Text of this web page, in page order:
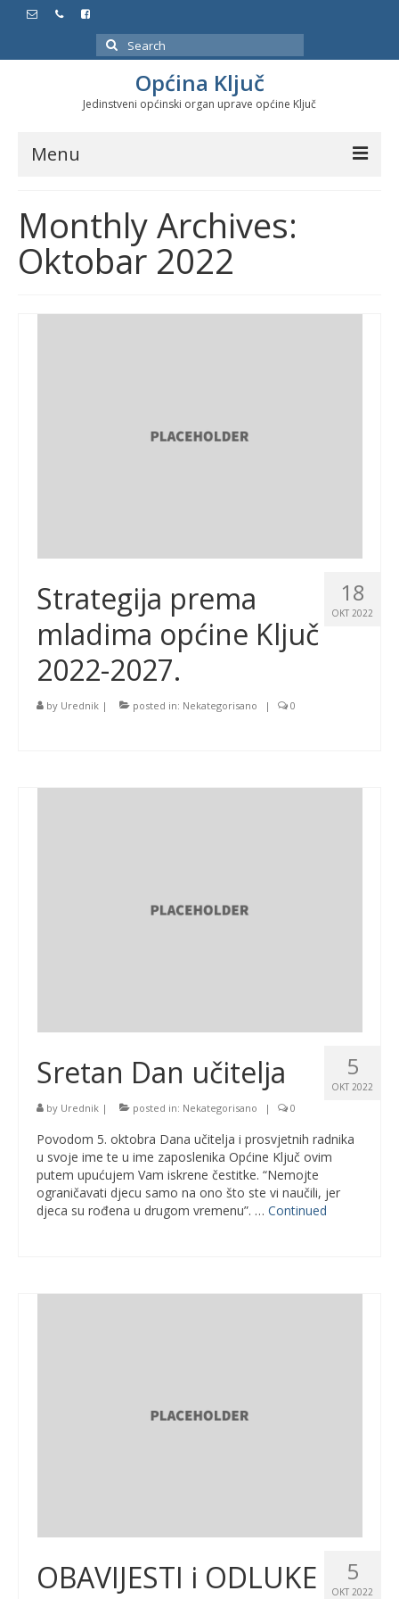
Search
for:
Općina Ključ
Jedinstveni općinski organ uprave općine Ključ
Menu
Službeni glasnici
Javne nabavke
Značajni datumi i manifestacije
Monthly Archives:
Oktobar 2022
18
OKT 2022
Strategija prema
mladima općine Ključ
2022-2027.
by Urednik | posted in: Nekategorisano | 0
5
OKT 2022
Sretan Dan učitelja
by Urednik | posted in: Nekategorisano | 0
Povodom 5. oktobra Dana učitelja i prosvjetnih radnika
u svoje ime te u ime zaposlenika Općine Ključ ovim
putem upućujem Vam iskrene čestitke. “Nemojte
ograničavati djecu samo na ono što ste vi naučili, jer
djeca su rođena u drugom vremenu”. … Continued
5
OKT 2022
OBAVIJESTI i ODLUKE